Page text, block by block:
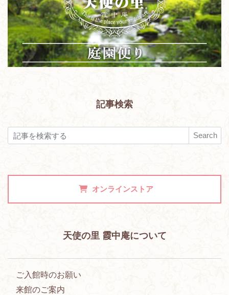
記事検索
Search
オンラインストア
天使の里 霞中庵について
ご入館時のお願い
来館のご案内